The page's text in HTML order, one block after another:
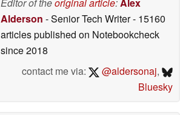
Alderson - Senior Tech Writer- 15160
articles published on Notebookcheck
since 2018
contact me via:
@aldersonaj,
Bluesky